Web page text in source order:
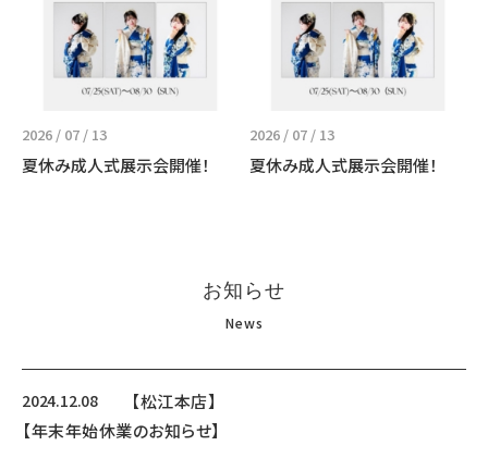
2026 / 07 / 13
夏休み成人式展示会開催！
2026 / 07 / 13
夏休み成人式展示会開催！
お知らせ
News
2024.12.08
【松江本店】
【年末年始休業のお知らせ】